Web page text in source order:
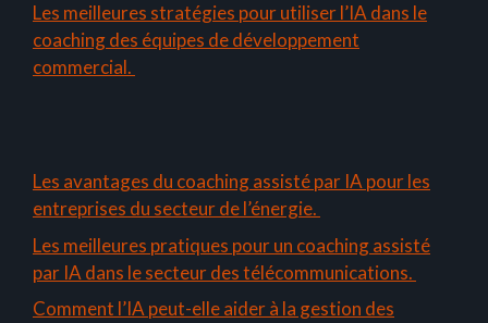
Les meilleures stratégies pour utiliser l’IA dans le
coaching des équipes de développement
commercial.
Les avantages du coaching assisté par IA pour les
entreprises du secteur de l’énergie.
Les meilleures pratiques pour un coaching assisté
par IA dans le secteur des télécommunications.
Comment l’IA peut-elle aider à la gestion des